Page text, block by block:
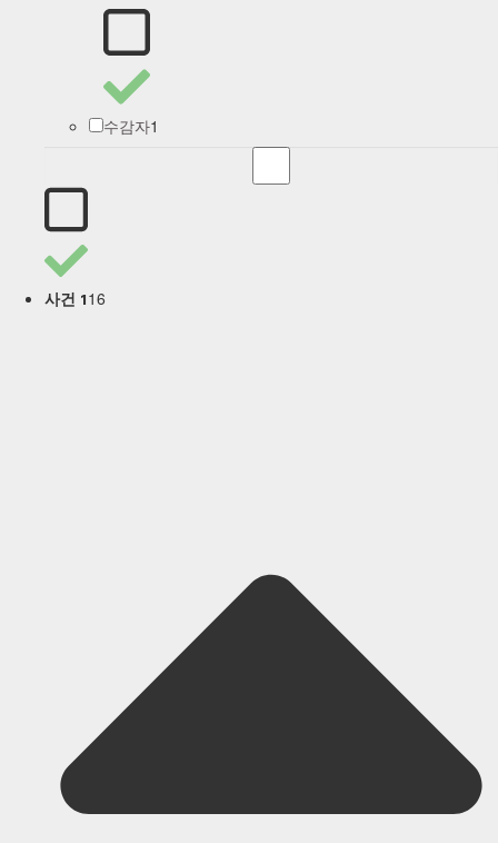
수감자1
사건 116